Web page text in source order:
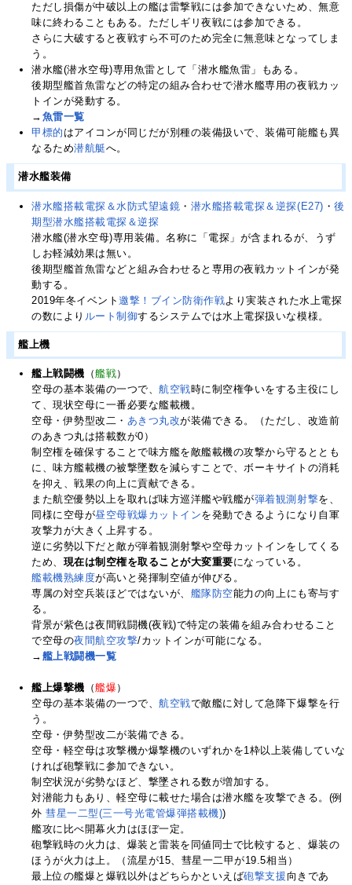
ただし損傷が中破以上の艦は雷撃戦には参加できないため、無意
味に終わることもある。ただしギリ夜戦には参加できる。
さらに大破すると夜戦すら不可のため完全に無意味となってしま
う。
潜水艦(潜水空母)専用魚雷として「潜水艦魚雷」もある。
後期型艦首魚雷などの特定の組み合わせで潜水艦専用の夜戦カッ
トインが発動する。
→ 魚雷一覧
甲標的 はアイコンが同じだが別種の装備扱いで、装備可能艦も異
なるため潜航艇へ。
潜水艦装備
潜水艦搭載電探＆水防式望遠鏡 ・ 潜水艦搭載電探＆逆探(E27) ・後
期型潜水艦搭載電探＆逆探
潜水艦(潜水空母)専用装備。名称に「電探」が含まれるが、うず
しお軽減効果は無い。
後期型艦首魚雷などと組み合わせると専用の夜戦カットインが発
動する。
2019年冬イベント邀撃！ブイン防衛作戦より実装された水上電探
の数により ルート制御するシステムでは水上電探扱いな模様。
艦上機
艦上戦闘機 （艦戦）
空母の基本装備の一つで、航空戦時に制空権争いをする主役にし
て、現状空母に一番必要な艦載機。
空母・伊勢型改二・ あきつ丸改が装備できる。（ただし、改造前
のあきつ丸は搭載数が0）
制空権を確保することで味方艦を敵艦載機の攻撃から守るととも
に、味方艦載機の被撃墜数を減らすことで、ボーキサイトの消耗
を抑え、戦果の向上に貢献できる。
また航空優勢以上を取れば味方巡洋艦や戦艦が弾着観測射撃を、
同様に空母が昼空母戦爆カットインを発動できるようになり自軍
攻撃力が大きく上昇する。
逆に劣勢以下だと敵が弾着観測射撃や空母カットインをしてくる
ため、 現在は制空権を取ることが大変重要になっている。
艦載機熟練度が高いと発揮制空値が伸びる。
専属の対空兵装ほどではないが、 艦隊防空能力の向上にも寄与す
る。
背景が紫色は夜間戦闘機(夜戦)で特定の装備を組み合わせること
で空母の夜間航空攻撃/カットインが可能になる。
→ 艦上戦闘機一覧
艦上爆撃機 （艦爆 ）
空母の基本装備の一つで、航空戦で敵艦に対して急降下爆撃を行
う。
空母・伊勢型改二が装備できる。
空母・軽空母は攻撃機か爆撃機のいずれかを1枠以上装備していな
ければ砲撃戦に参加できない。
制空状況が劣勢なほど、撃墜される数が増加する。
対潜能力もあり、軽空母に載せた場合は潜水艦を攻撃できる。(例
外彗星一二型(三一号光電管爆弾搭載機))
艦攻に比べ開幕火力はほぼ一定。
砲撃戦時の火力は、爆装と雷装を同値同士で比較すると、爆装の
ほうが火力は上。（流星が15、彗星一二甲が19.5相当）
最上位の艦爆と爆戦以外はどちらかといえば砲撃支援 向きであ